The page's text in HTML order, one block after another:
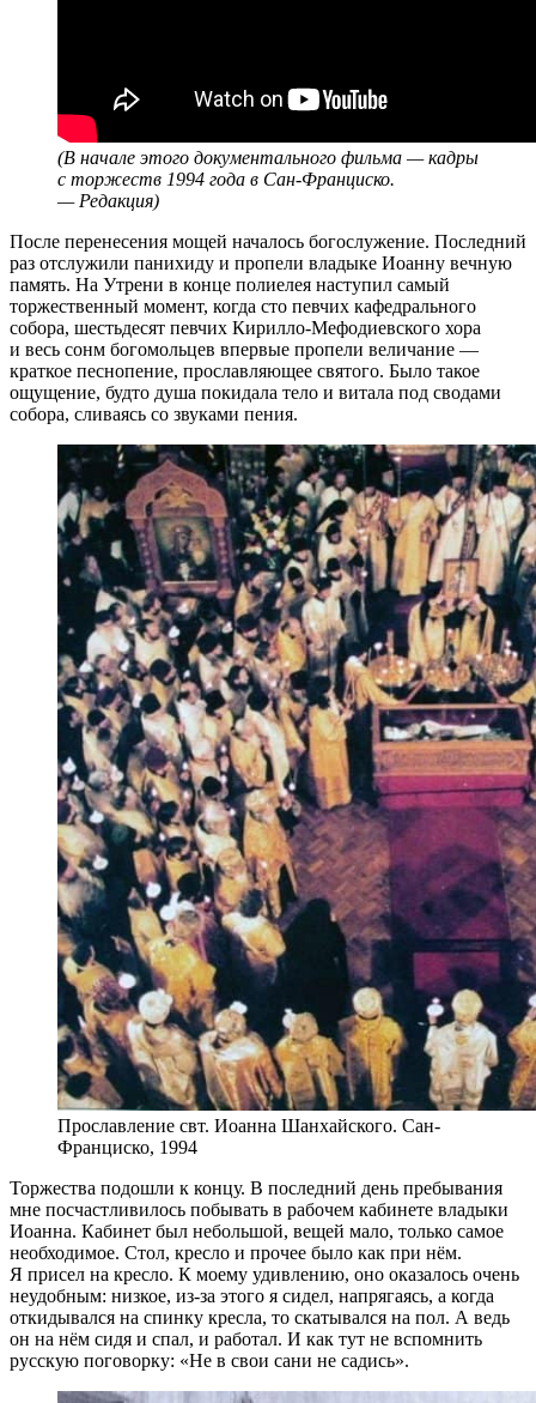
(В начале этого документального фильма — кадры
с торжеств 1994 года в Сан-Франциско.
— Редакция)
После перенесения мощей началось богослужение. Последний
раз отслужили панихиду и пропели владыке Иоанну вечную
память. На Утрени в конце полиелея наступил самый
торжественный момент, когда сто певчих кафедрального
собора, шестьдесят певчих Кирилло-Мефодиевского хора
и весь сонм богомольцев впервые пропели величание —
краткое песнопение, прославляющее святого. Было такое
ощущение, будто душа покидала тело и витала под сводами
собора, сливаясь со звуками пения.
Прославление свт. Иоанна Шанхайского. Сан-
Франциско, 1994
Торжества подошли к концу. В последний день пребывания
мне посчастливилось побывать в рабочем кабинете владыки
Иоанна. Кабинет был небольшой, вещей мало, только самое
необходимое. Стол, кресло и прочее было как при нём.
Я присел на кресло. К моему удивлению, оно оказалось очень
неудобным: низкое, из-за этого я сидел, напрягаясь, а когда
откидывался на спинку кресла, то скатывался на пол. А ведь
он на нём сидя и спал, и работал. И как тут не вспомнить
русскую поговорку: «Не в свои сани не садись».